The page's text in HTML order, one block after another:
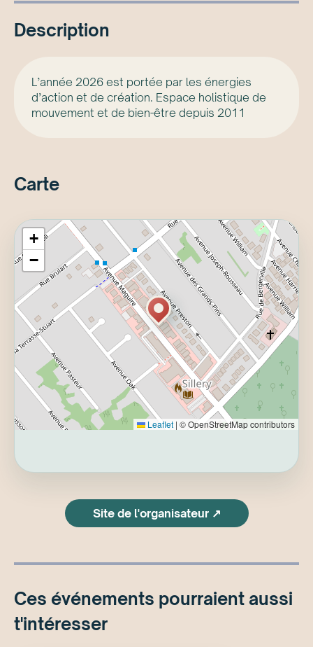
Description
L’année 2026 est portée par les énergies
d’action et de création. Espace holistique de
mouvement et de bien-être depuis 2011
Carte
+
−
Leaflet | © OpenStreetMap contributors
Site de l'organisateur ↗
Ces événements pourraient aussi
t'intéresser